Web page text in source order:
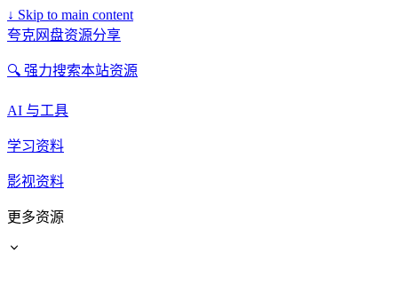
↓ Skip to main content
夸克网盘资源分享
🔍 强力搜索本站资源
AI 与工具
学习资料
影视资料
更多资源